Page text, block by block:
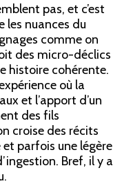
pas, et c’est
les nuances du
comme on
des micro-déclics
histoire cohérente.
où la
et l’apport d’un
des fils
croise des récits
parfois une légère
Bref, il y a